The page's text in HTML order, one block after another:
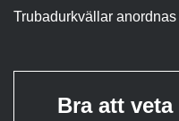
Trubadurkvällar
Bra att veta